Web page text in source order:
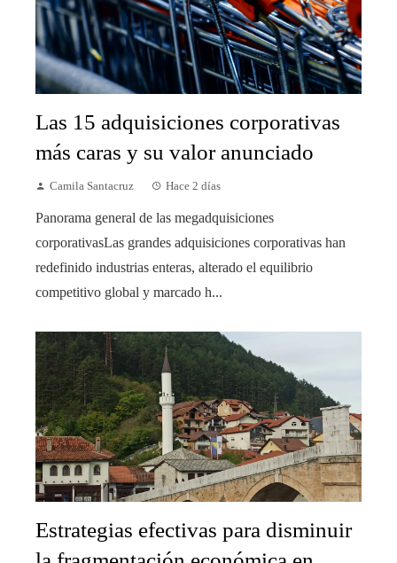
Las 15 adquisiciones corporativas
más caras y su valor anunciado
Camila Santacruz Hace 2 días
Panorama general de las megadquisiciones
corporativasLas grandes adquisiciones corporativas han
redefinido industrias enteras, alterado el equilibrio
competitivo global y marcado h...
Estrategias efectivas para disminuir